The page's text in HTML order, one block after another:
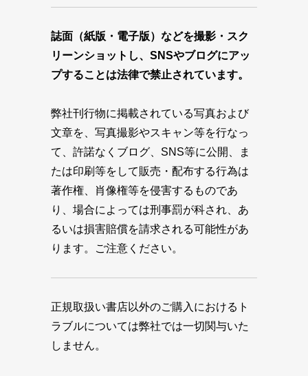
誌面（紙版・電子版）などを撮影・スク
リーンショットし、SNSやブログにアッ
プすることは法律で禁止されています。
弊社刊行物に掲載されている写真および
文章を、写真撮影やスキャン等を行なっ
て、許諾なくブログ、SNS等に公開、ま
たは印刷等をして販売・配布する行為は
著作権、肖像権等を侵害するものであ
り、場合によっては刑事罰が科され、あ
るいは損害賠償を請求される可能性があ
ります。ご注意ください。
正規取扱い書店以外のご購入におけるト
ラブルについては弊社では一切関与いた
しません。